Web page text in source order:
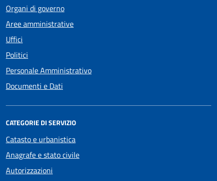
Organi di governo
Aree amministrative
Uffici
Politici
Personale Amministrativo
Documenti e Dati
CATEGORIE DI SERVIZIO
Catasto e urbanistica
Anagrafe e stato civile
Autorizzazioni